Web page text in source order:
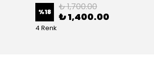
%18 ₺ 1,700.00
₺ 1,400.00
4 Renk